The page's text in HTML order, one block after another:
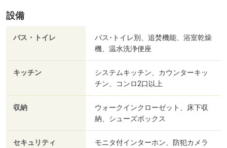
設備
バス・トイレ
バス･トイレ別、追焚機能、浴室乾燥
機、温水洗浄便座
キッチン
システムキッチン、カウンターキッ
チン、コンロ2口以上
収納
ウォークインクローゼット、床下収
納、シューズボックス
セキュリティ モニタ付インターホン、防犯カメラ